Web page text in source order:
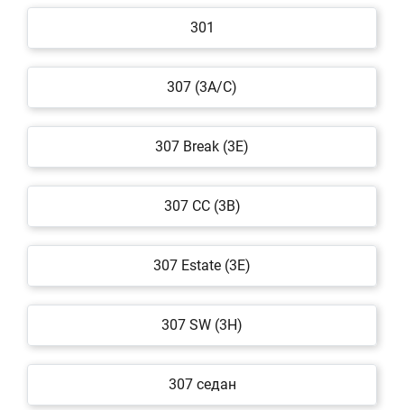
301
307 (3A/C)
307 Break (3E)
307 CC (3B)
307 Estate (3E)
307 SW (3H)
307 седан